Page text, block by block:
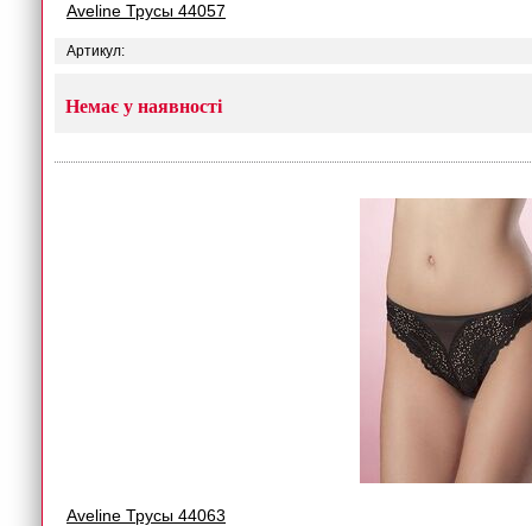
Aveline Трусы 44057
Артикул:
Немає у наявності
Aveline Трусы 44063